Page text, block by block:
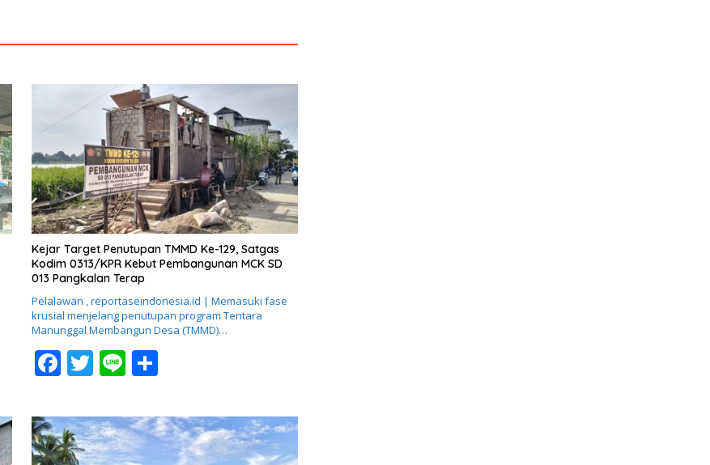
Kejar Target Penutupan TMMD Ke-129, Satgas
Kodim 0313/KPR Kebut Pembangunan MCK SD
013 Pangkalan Terap
Pelalawan , reportaseindonesia.id | Memasuki fase
krusial menjelang penutupan program Tentara
Manunggal Membangun Desa (TMMD)…
F
e
b
T
itt
er
Li
e
S
ar
e